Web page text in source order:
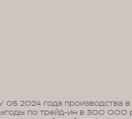
05 2024 года
по трейд-ин в 300 000